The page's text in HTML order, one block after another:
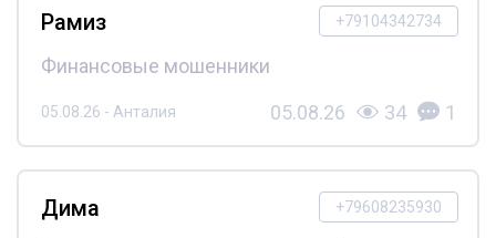
+79104342734
Рамиз
Финансовые мошенники
05.08.26 - Анталия 05.08.26 34 1
+79608235930
Дима